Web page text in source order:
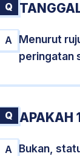
Q
A
Menurut
peringatan
Q APAKAH
A
Bukan,